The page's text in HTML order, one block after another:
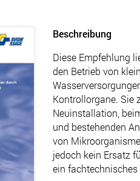
Beschreibung
Diese Empfehlung
den Betrieb von
Kontrollorgane. Sie
Neuinstallation,
und bestehenden
von
jedoch kein Ersatz
ein